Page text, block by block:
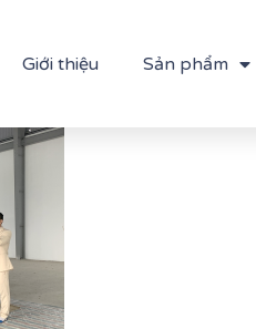
Giới thiệu Sản phẩm